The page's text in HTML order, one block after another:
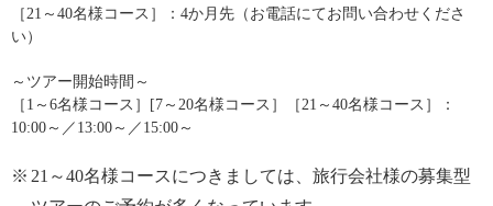
［21～40名様コース］：4か月先（お電話にてお問い合わせくださ
い）
～ツアー開始時間～
［1～6名様コース］[7～20名様コース］［21～40名様コース］：
10:00～／13:00～／15:00～
※ 21～40名様コースにつきましては、旅行会社様の募集型